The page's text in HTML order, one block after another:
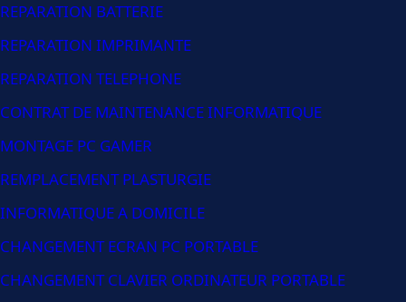
REPARATION BATTERIE
REPARATION IMPRIMANTE
REPARATION TELEPHONE
CONTRAT DE MAINTENANCE INFORMATIQUE
MONTAGE PC GAMER
REMPLACEMENT PLASTURGIE
INFORMATIQUE A DOMICILE
CHANGEMENT ECRAN PC PORTABLE
CHANGEMENT CLAVIER ORDINATEUR PORTABLE